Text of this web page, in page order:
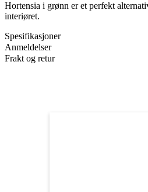
Hortensia i grønn er et perfekt
interiøret.
Spesifikasjoner
Anmeldelser
Frakt og retur